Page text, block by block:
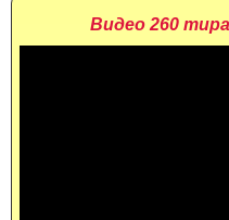
Видео 260